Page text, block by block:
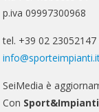
p.iva 09997300968
tel. +39 02
SeiMedia è
Con Sport&Impianti